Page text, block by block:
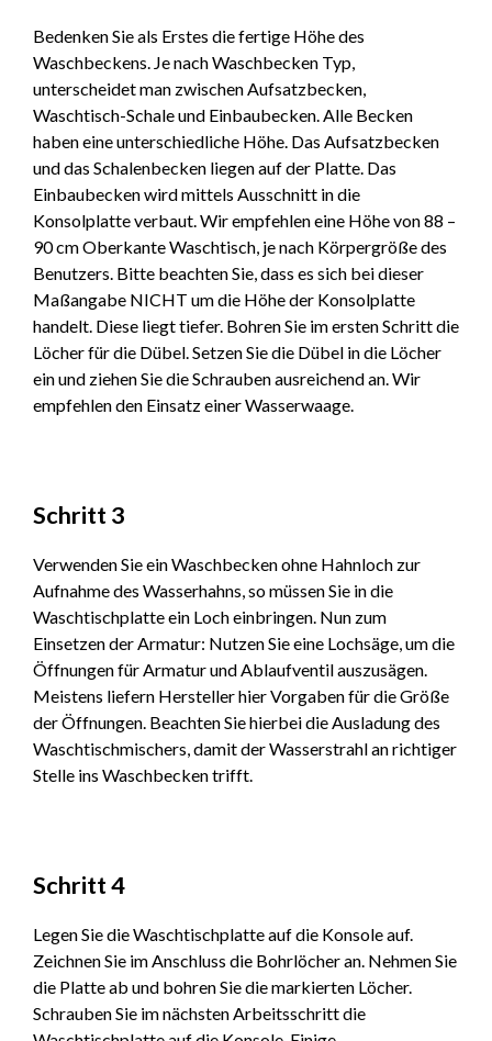
Bedenken Sie als Erstes die fertige Höhe des
Waschbeckens. Je nach Waschbecken Typ,
unterscheidet man zwischen Aufsatzbecken,
Waschtisch-Schale und Einbaubecken. Alle Becken
haben eine unterschiedliche Höhe. Das Aufsatzbecken
und das Schalenbecken liegen auf der Platte. Das
Einbaubecken wird mittels Ausschnitt in die
Konsolplatte verbaut. Wir empfehlen eine Höhe von 88 –
90 cm Oberkante Waschtisch, je nach Körpergröße des
Benutzers. Bitte beachten Sie, dass es sich bei dieser
Maßangabe NICHT um die Höhe der Konsolplatte
handelt. Diese liegt tiefer. Bohren Sie im ersten Schritt die
Löcher für die Dübel. Setzen Sie die Dübel in die Löcher
ein und ziehen Sie die Schrauben ausreichend an. Wir
empfehlen den Einsatz einer Wasserwaage.
Schritt 3
Verwenden Sie ein Waschbecken ohne Hahnloch zur
Aufnahme des Wasserhahns, so müssen Sie in die
Waschtischplatte ein Loch einbringen. Nun zum
Einsetzen der Armatur: Nutzen Sie eine Lochsäge, um die
Öffnungen für Armatur und Ablaufventil auszusägen.
Meistens liefern Hersteller hier Vorgaben für die Größe
der Öffnungen. Beachten Sie hierbei die Ausladung des
Waschtischmischers, damit der Wasserstrahl an richtiger
Stelle ins Waschbecken trifft.
Schritt 4
Legen Sie die Waschtischplatte auf die Konsole auf.
Zeichnen Sie im Anschluss die Bohrlöcher an. Nehmen Sie
die Platte ab und bohren Sie die markierten Löcher.
Schrauben Sie im nächsten Arbeitsschritt die